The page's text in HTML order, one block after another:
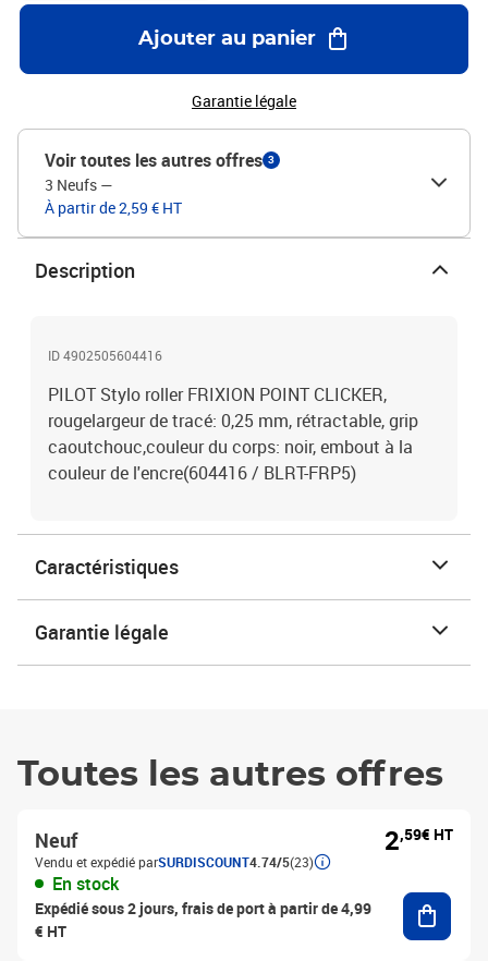
Ajouter au panier
Garantie légale
Voir toutes les autres offres 3
3 Neufs —
À partir de 2,59 € HT
Description
ID 4902505604416
PILOT Stylo roller FRIXION POINT CLICKER,
rougelargeur de tracé: 0,25 mm, rétractable, grip
caoutchouc,couleur du corps: noir, embout à la
couleur de l'encre(604416 / BLRT-FRP5)
Caractéristiques
Garantie légale
Toutes les autres offres
Neuf
Vendu et expédié parSURDISCOUNT4.74/5(23)
En stock
Expédié sous 2 jours, frais de port à partir de 4,99
€ HT
2,59€ HT